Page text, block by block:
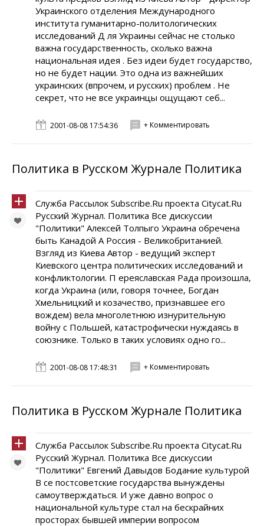
Украинского отделения Международного
института гуманитарно-политологических
исследований Д ля Украины сейчас не столько
важна государственность, сколько важна
национальная идея . Без идеи будет государство,
но не будет нации. Это одна из важнейших
украинских (впрочем, и русских) проблем . Не
секрет, что не все украинцы ощущают себ...
2001-08-08 17:54:36 + Комментировать
Политика в Русском Журнале Политика
Служба Рассылок Subscribe.Ru проекта Citycat.Ru
Русский Журнал. Политика Все дискуссии
"Политики" Алексей Толпыго Украина обречена
быть Канадой А Россия - Великобританией.
Взгляд из Киева Автор - ведущий эксперт
Киевского центра политических исследований и
конфликтологии. П ереяславская Рада произошла,
когда Украина (или, говоря точнее, Богдан
Хмельницкий и козачество, признавшее его
вождем) вела многолетнюю изнурительную
войну с Польшей, катастрофически нуждаясь в
союзнике. Только в таких условиях одно го...
2001-08-08 17:48:31 + Комментировать
Политика в Русском Журнале Политика
Служба Рассылок Subscribe.Ru проекта Citycat.Ru
Русский Журнал. Политика Все дискуссии
"Политики" Евгений Давыдов Бодание культурой
В се постсоветские государства вынуждены
самоутверждаться. И уже давно вопрос о
национальной культуре стал на бескрайних
просторах бывшей империи вопросом